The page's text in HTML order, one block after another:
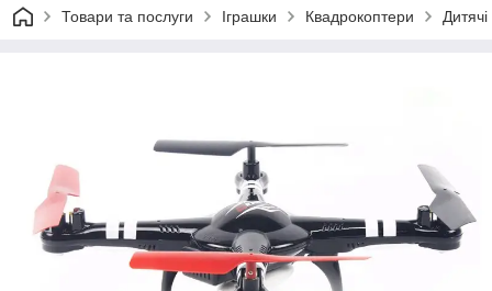
Товари та послуги Іграшки Квадрокоптери Дитячі